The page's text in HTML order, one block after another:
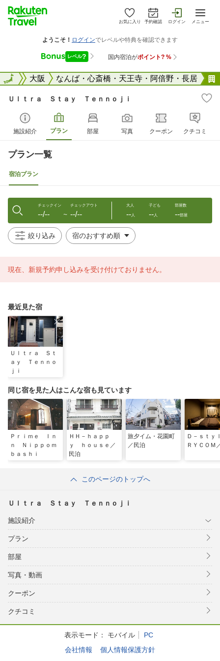
お気に入り 予約確認 ログイン メニュー
阪府 大阪 なんば・心斎橋・天王寺・阿倍野・長居
全国
Ｕｌｔｒａ Ｓｔａｙ Ｔｅｎｎｏｊｉ
施設紹介 プラン 部屋 写真 クーポン クチコミ
プラン一覧
宿泊プラン
チェックイン
--/-- 〜
チェックアウト
--/--
大人
--人
子ども
--人
部屋数
--部屋
絞り込み
現在、新規予約申し込みを受け付けておりません。
最近見た宿
Ｕｌｔｒａ Ｓｔ
ａｙ Ｔｅｎｎｏ
ｊｉ
同じ宿を見た人はこんな宿も見ています
Ｐｒｉｍｅ Ｉｎ
ｎ Ｎｉｐｐｏｍ
ｂａｓｈｉ
ＨＨ－ｈａｐｐ
ｙ ｈｏｕｓｅ／
民泊
旅夕イム・花園町
／民泊
Ｄ－ｓｔ
ＲＹＣＯＭ
このページのトップへ
Ｕｌｔｒａ Ｓｔａｙ Ｔｅｎｎｏｊｉ
施設紹介
プラン
部屋
写真・動画
クーポン
クチコミ
表示モード： モバイル
PC
会社情報
個人情報保護方針